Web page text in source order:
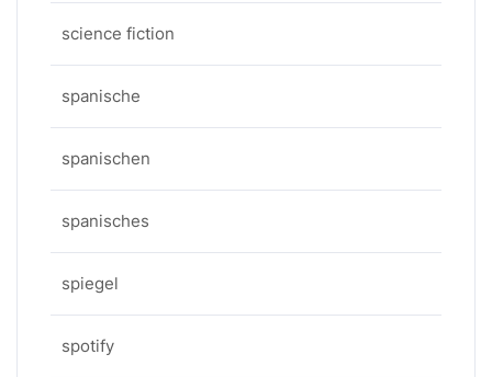
science fiction
spanische
spanischen
spanisches
spiegel
spotify